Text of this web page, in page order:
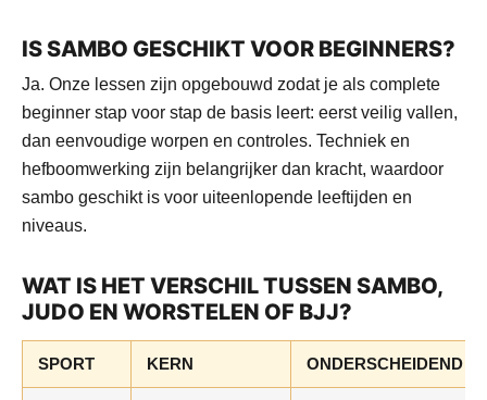
IS SAMBO GESCHIKT VOOR BEGINNERS?
Ja. Onze lessen zijn opgebouwd zodat je als complete
beginner stap voor stap de basis leert: eerst veilig vallen,
dan eenvoudige worpen en controles. Techniek en
hefboomwerking zijn belangrijker dan kracht, waardoor
sambo geschikt is voor uiteenlopende leeftijden en
niveaus.
WAT IS HET VERSCHIL TUSSEN SAMBO,
JUDO EN WORSTELEN OF BJJ?
SPORT KERN ONDERSCHEIDEND